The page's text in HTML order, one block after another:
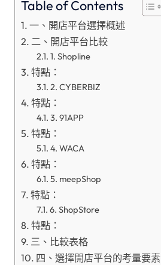
Table of Contents
一、開店平台選擇概述
二、開店平台比較
1. Shopline
特點：
2. CYBERBIZ
特點：
3. 91APP
特點：
4. WACA
特點：
5. meepShop
特點：
6. ShopStore
特點：
三、比較表格
四、選擇開店平台的考量要素